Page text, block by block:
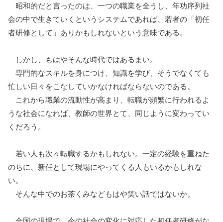
昭和的だと言ったのは、一つの職業を全うし、年功序列社
会の中で生きていくというシステムであれば、若者の「初任
者研修として」ありかもしれないという意味である。
しかし、もはやそんな時代ではあるまい。
専門的なスキルを身につけ、知識を学び、そうでなくても
忙しい日々をこなしていかなければならないのである。
これから職業の流動性が高まり、転職が頻繁に行われるよ
うな社会になれば、教師の世界とて、同じように変わってい
くだろう。
若い人も次々転職するかもしれない。一定の経験を重ねた
のちに、新任として現場にやってくる人もいるかもしれな
い。
そんな中でのお茶くみなどもはや笑い話ではないか。